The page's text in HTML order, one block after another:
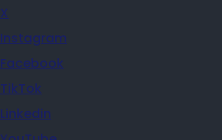
X
Instagram
Facebook
TikTok
Linkedin